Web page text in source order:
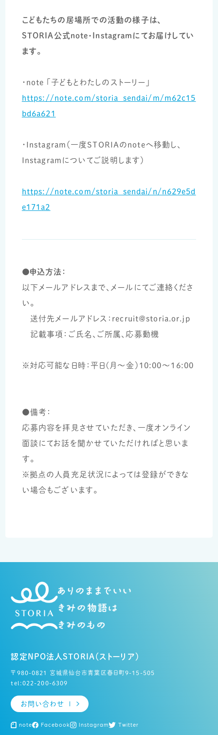
こどもたちの居場所での活動の様子は、
STORIA公式note・Instagramにてお届けしてい
ます。
・note 「子どもとわたしのストーリー」
https://note.com/storia_sendai/m/m62c15
bd6a621
・Instagram（一度STORIAのnoteへ移動し、
Instagramについてご説明します）
https://note.com/storia_sendai/n/n629e5d
e171a2
●申込方法：
以下メールアドレスまで、メールにてご連絡くださ
い。
送付先メールアドレス：recruit@storia.or.jp
記載事項：ご氏名、ご所属、応募動機
※対応可能な日時：平日(月～金）10:00～16:00
●備考：
応募内容を拝見させていただき、一度オンライン
面談にてお話を聞かせていただければと思いま
す。
※拠点の人員充足状況によっては登録ができな
い場合もございます。
認定NPO法人STORIA（ストーリア）
〒980-0821 宮城県仙台市青葉区春日町9-15-505
tel:022-200-6309
お問い合わせ
note Facebook Instagram Twitter